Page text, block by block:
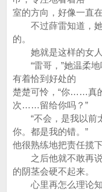
室的方向，好像一直
不过薛雷知道，她
的。
她就是这样的女人
“雷哥，”她温柔地
有着恰到好处的
楚楚可怜，“你……真
次……留给你吗？”
“不会，是我以前
你。都是我的错。”
他很熟练地把责任揽
之后他就不敢再说
的阴茎会硬不起来。
心里再怎么理论知